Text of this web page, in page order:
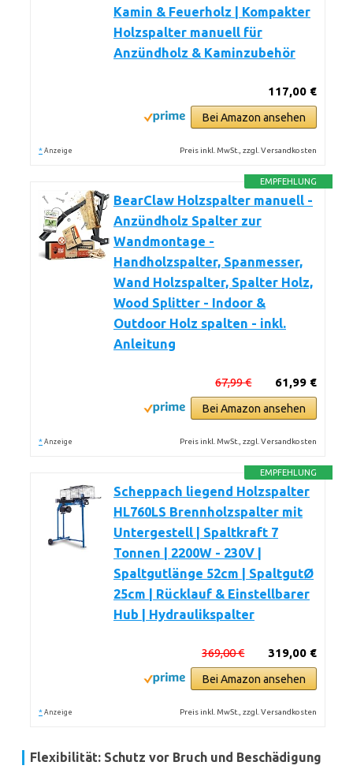
Kamin & Feuerholz | Kompakter
Holzspalter manuell für
Anzündholz & Kaminzubehör
117,00 €
Bei Amazon ansehen
* Anzeige Preis inkl. MwSt., zzgl. Versandkosten
EMPFEHLUNG
BearClaw Holzspalter manuell -
Anzündholz Spalter zur
Wandmontage -
Handholzspalter, Spanmesser,
Wand Holzspalter, Spalter Holz,
Wood Splitter - Indoor &
Outdoor Holz spalten - inkl.
Anleitung
61,99 €
67,99 €
Bei Amazon ansehen
* Anzeige Preis inkl. MwSt., zzgl. Versandkosten
EMPFEHLUNG
Scheppach liegend Holzspalter
HL760LS Brennholzspalter mit
Untergestell | Spaltkraft 7
Tonnen | 2200W - 230V |
Spaltgutlänge 52cm | SpaltgutØ
25cm | Rücklauf & Einstellbarer
Hub | Hydraulikspalter
319,00 €
369,00 €
Bei Amazon ansehen
* Anzeige Preis inkl. MwSt., zzgl. Versandkosten
Flexibilität: Schutz vor Bruch und Beschädigung